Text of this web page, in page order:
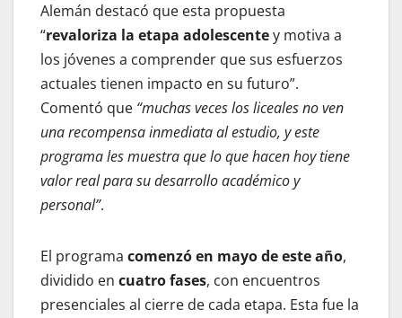
Alemán destacó que esta propuesta
“revaloriza la etapa adolescentey motiva a
los jóvenes a comprender que sus esfuerzos
actuales tienen impacto en su futuro”.
Comentó que “muchas veces los liceales no ven
una recompensa inmediata al estudio, y este
programa les muestra que lo que hacen hoy tiene
valor real para su desarrollo académico y
personal”.
El programa comenzó en mayo de este año,
dividido en cuatro fases, con encuentros
presenciales al cierre de cada etapa. Esta fue la